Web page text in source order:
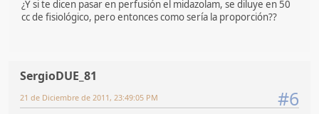
¿Y si te dicen pasar en perfusión el midazolam, se diluye en 50
cc de fisiológico, pero entonces como sería la proporción??
SergioDUE_81
#6
21 de Diciembre de 2011, 23:49:05 PM